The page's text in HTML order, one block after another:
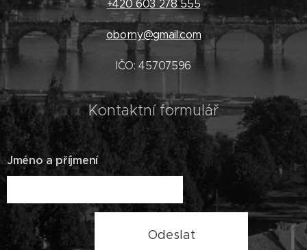
+420 603 278 555
oborny@gmail.com
IČO: 45707596
Kontaktní formulář
Jméno a příjmení
Odeslat